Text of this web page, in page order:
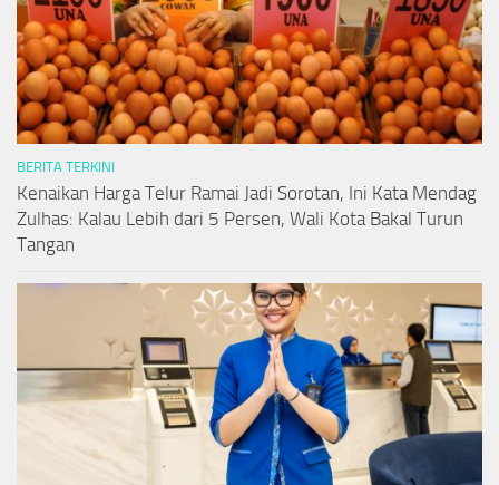
BERITA TERKINI
Kenaikan Harga Telur Ramai Jadi Sorotan, Ini Kata Mendag
Zulhas: Kalau Lebih dari 5 Persen, Wali Kota Bakal Turun
Tangan